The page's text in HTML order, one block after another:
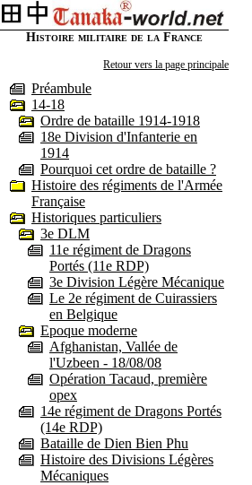
Histoire militaire de la France
Retour vers la page principale
Préambule
14-18
Ordre de bataille 1914-1918
18e Division d'Infanterie en
1914
Pourquoi cet ordre de bataille ?
Histoire des régiments de l'Armée
Française
Historiques particuliers
3e DLM
11e régiment de Dragons
Portés (11e RDP)
3e Division Légère Mécanique
Le 2e régiment de Cuirassiers
en Belgique
Epoque moderne
Afghanistan, Vallée de
l'Uzbeen - 18/08/08
Opération Tacaud, première
opex
14e régiment de Dragons Portés
(14e RDP)
Bataille de Dien Bien Phu
Histoire des Divisions Légères
Mécaniques